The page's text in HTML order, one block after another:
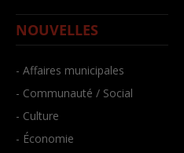
NOUVELLES
- Affaires municipales
- Communauté / Social
- Culture
- Économie